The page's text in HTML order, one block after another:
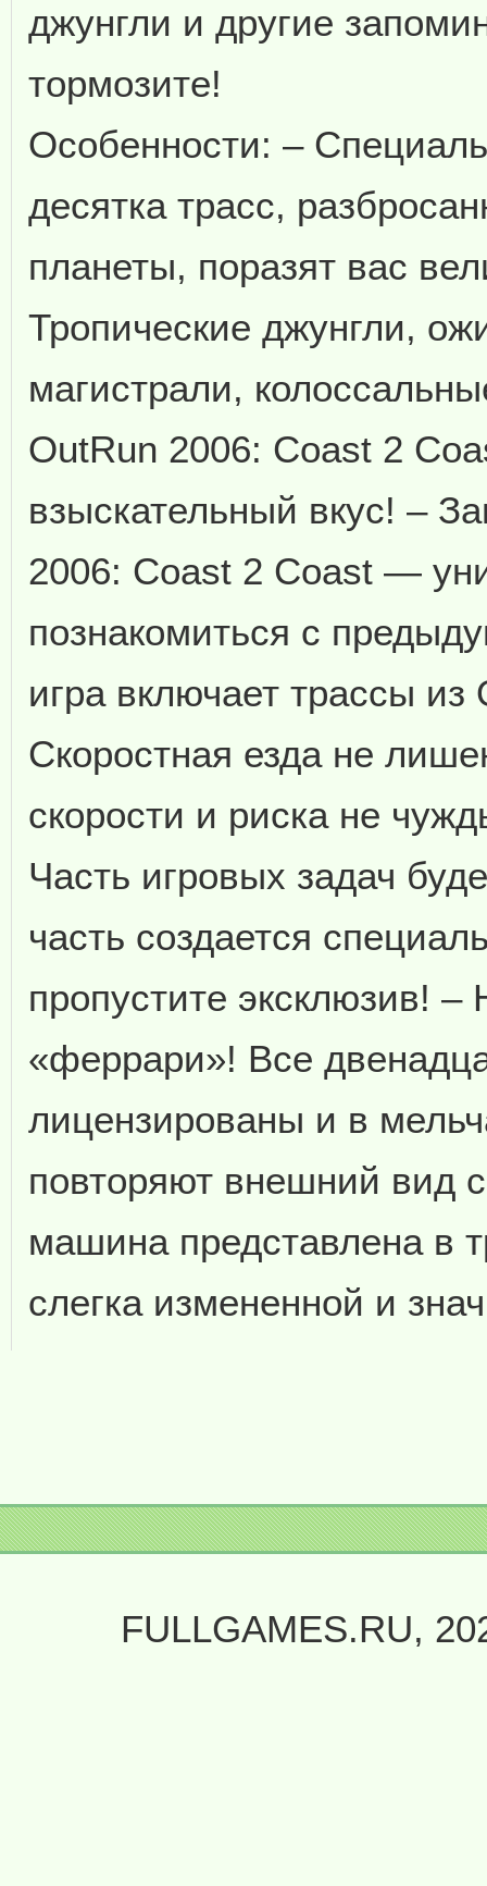
джунгли и другие
тормозите!
Особенности: –
десятка трасс,
планеты, поразят вас
Тропические джунгли,
магистрали,
OutRun 2006: Coast 2
взыскательный вкус! –
2006: Coast 2 Coast —
познакомиться с
игра включает трассы
Скоростная езда не
скорости и риска не
Часть игровых задач
часть создается
пропустите эксклюзив!
«феррари»! Все
лицензированы и в
повторяют внешний вид
машина представлена в
слегка измененной и
FULLGAMES.RU,